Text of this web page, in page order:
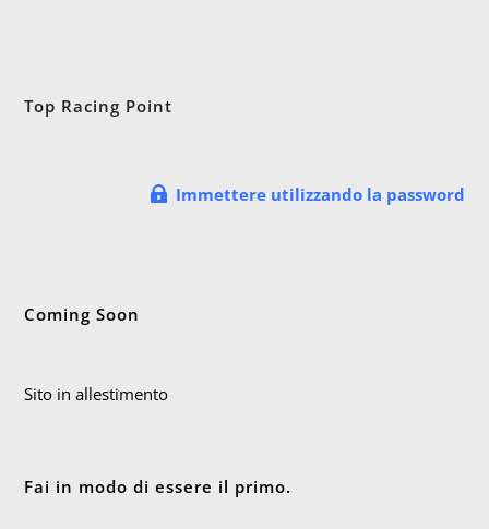
Top Racing Point
Immettere utilizzando la password
Coming Soon
Sito in allestimento
Fai in modo di essere il primo.